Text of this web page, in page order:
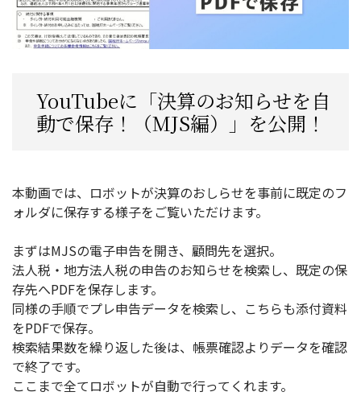
YouTubeに「決算のお知らせを自
動で保存！（MJS編）」を公開！
本動画では、ロボットが決算のおしらせを事前に既定のフ
ォルダに保存する様子をご覧いただけます。
まずはMJSの電子申告を開き、顧問先を選択。
法人税・地方法人税の申告のお知らせを検索し、既定の保
存先へPDFを保存します。
同様の手順でプレ申告データを検索し、こちらも添付資料
をPDFで保存。
検索結果数を繰り返した後は、帳票確認よりデータを確認
で終了です。
ここまで全てロボットが自動で行ってくれます。